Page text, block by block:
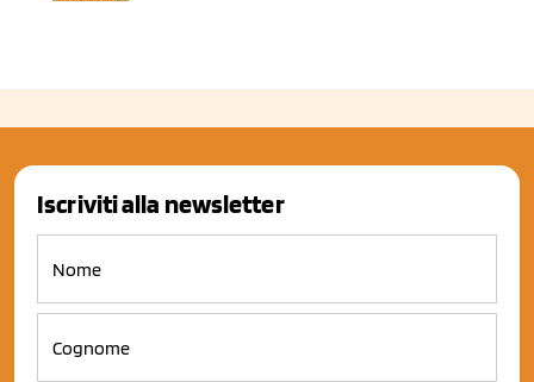
Iscriviti alla newsletter